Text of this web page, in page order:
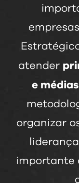
atender
e
organizar
importante